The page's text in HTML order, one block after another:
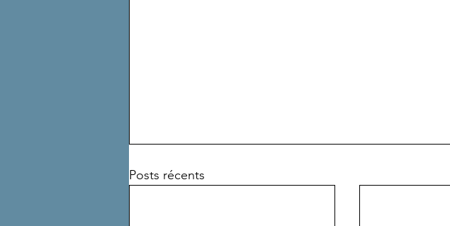
Posts récents